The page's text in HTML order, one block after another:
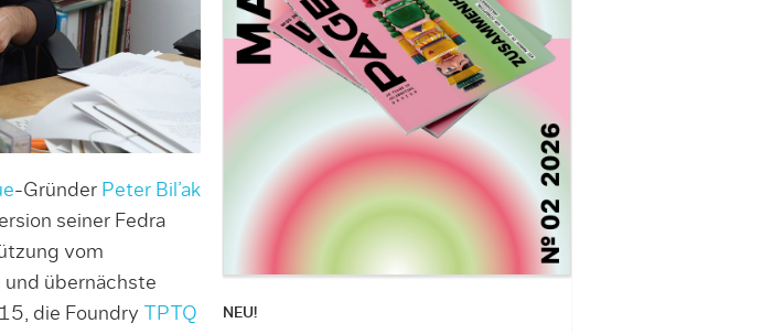
-Gründer Peter Bil’ak
seiner Fedra
vom
und übernächste
die Foun­dry
TPTQ
NEU!